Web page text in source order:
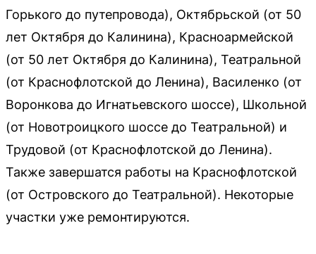
Горького до путепровода), Октябрьской (от 50
лет Октября до Калинина), Красноармейской
(от 50 лет Октября до Калинина), Театральной
(от Краснофлотской до Ленина), Василенко (от
Воронкова до Игнатьевского шоссе), Школьной
(от Новотроицкого шоссе до Театральной) и
Трудовой (от Краснофлотской до Ленина).
Также завершатся работы на Краснофлотской
(от Островского до Театральной). Некоторые
участки уже ремонтируются.